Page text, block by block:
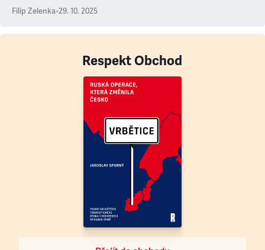
Filip Zelenka•29. 10. 2025
Respekt Obchod